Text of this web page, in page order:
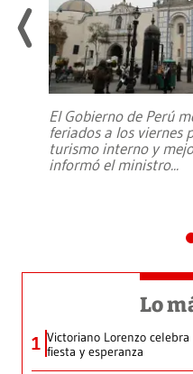
El Gobierno de Perú
feriados a los viernes
turismo interno y
informó el ministro...
Lo
1 Victoriano Lorenzo
fiesta y esperanza